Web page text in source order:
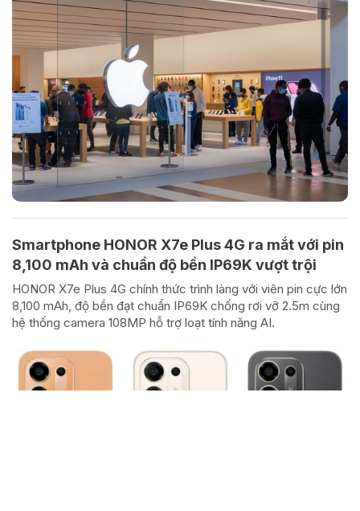
Smartphone HONOR X7e Plus 4G ra mắt với pin
8,100 mAh và chuẩn độ bền IP69K vượt trội
HONOR X7e Plus 4G chính thức trình làng với viên pin cực lớn
8,100 mAh, độ bền đạt chuẩn IP69K chống rơi vỡ 2.5m cùng
hệ thống camera 108MP hỗ trợ loạt tính năng AI.